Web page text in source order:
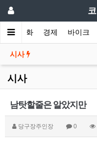
인 영화 경제 바이크
시사
시사
남탓할줄은 알았지만
당구장주인장 0